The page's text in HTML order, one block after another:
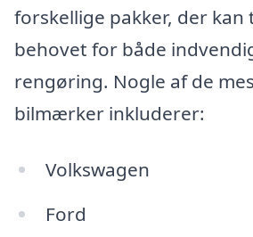
forskellige pakker, der kan
behovet for både
rengøring. Nogle af de
bilmærker inkluderer:
Volkswagen
Ford